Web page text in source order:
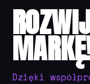
Dzięki